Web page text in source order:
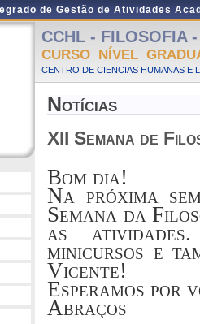
de Gestão de Atividades
CCHL - FILOSOFIA
CURSO NÍVEL
CENTRO DE CIENCIAS HUMANAS E
Notícias
XII Semana de
Bom dia!
Na próxima
Semana da
as
minicursos e
Vicente!
Esperamos por
Abraços